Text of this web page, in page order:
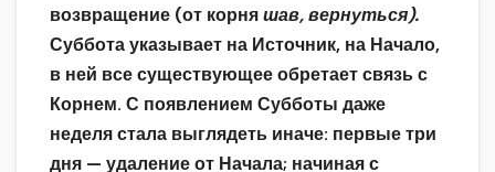
возвращение (от корняшав, вернуться).
Суббота указывает на Источник, на Начало,
в ней все существующее обретает связь с
Корнем. С появлением Субботы даже
неделя стала выглядеть иначе: первые три
дня — удаление от Начала; начиная с